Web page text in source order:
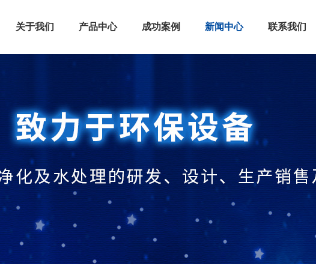
关于我们 产品中心 成功案例 新闻中心 联系我们